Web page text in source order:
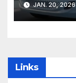
JAN. 20, 2026
Links